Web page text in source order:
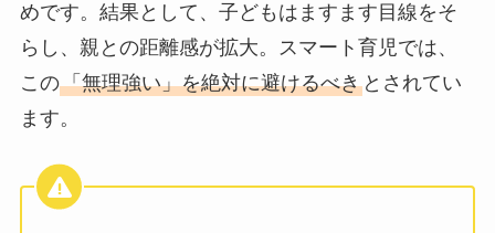
めです。結果として、子どもはますます目線をそ
らし、親との距離感が拡大。スマート育児では、
この「無理強い」を絶対に避けるべきとされてい
ます。